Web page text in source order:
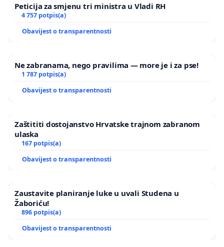
Peticija za smjenu tri ministra u Vladi RH
4 757 potpis(a)
Obavijest o transparentnosti
Ne zabranama, nego pravilima — more je i za pse!
1 787 potpis(a)
Obavijest o transparentnosti
Zaštititi dostojanstvo Hrvatske trajnom zabranom
ulaska
167 potpis(a)
Obavijest o transparentnosti
Zaustavite planiranje luke u uvali Studena u
Žaboriću!
896 potpis(a)
Obavijest o transparentnosti